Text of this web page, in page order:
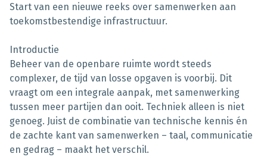
Start van een nieuwe reeks over samenwerken aan
toekomstbestendige infrastructuur.
Introductie
Beheer van de openbare ruimte wordt steeds
complexer, de tijd van losse opgaven is voorbij. Dit
vraagt om een integrale aanpak, met samenwerking
tussen meer partijen dan ooit. Techniek alleen is niet
genoeg. Juist de combinatie van technische kennis én
de zachte kant van samenwerken – taal, communicatie
en gedrag – maakt het verschil.